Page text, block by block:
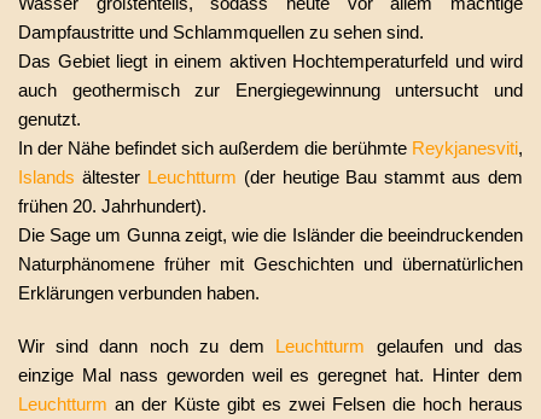
Dampfaustritte und Schlammquellen zu sehen sind.
Das Gebiet liegt in einem aktiven Hochtemperaturfeld und wird
auch geothermisch zur Energiegewinnung untersucht und
genutzt.
In der Nähe befindet sich außerdem die berühmte Reykjanesviti,
Islands ältester Leuchtturm (der heutige Bau stammt aus dem
frühen 20. Jahrhundert).
Die Sage um Gunna zeigt, wie die Isländer die beeindruckenden
Naturphänomene früher mit Geschichten und übernatürlichen
Erklärungen verbunden haben.
Wir sind dann noch zu dem Leuchtturm gelaufen und das
einzige Mal nass geworden weil es geregnet hat. Hinter dem
Leuchtturm an der Küste gibt es zwei Felsen die hoch heraus